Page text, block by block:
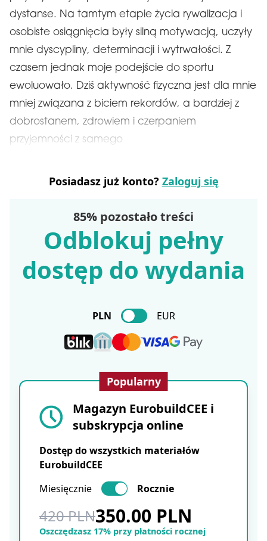
dystanse. Na tamtym etapie życia rywalizacja i
osobiste osiągnięcia były silną motywacją, uczyły
mnie dyscypliny, determinacji i wytrwałości. Z
czasem jednak moje podejście do sportu
ewoluowało. Dziś aktywność fizyczna jest dla mnie
mniej związana z biciem rekordów, a bardziej z
dobrostanem, zdrowiem i czerpaniem
przyjemności z samego
Posiadasz już konto? Zaloguj się
85% pozostało treści
Odblokuj pełny
dostęp do wydania
PLN EUR
Popularny
Magazyn EurobuildCEE i
subskrypcja online
Dostęp do wszystkich materiałów
EurobuildCEE
Miesięcznie
Rocznie
420 PLN350.00 PLN
Oszczędzasz 17% przy płatności rocznej